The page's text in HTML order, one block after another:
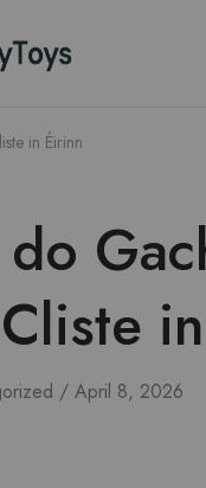
in Éirinn
April 8, 2026